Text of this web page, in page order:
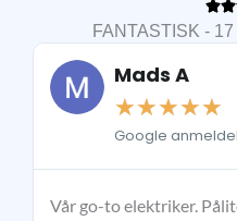
FANTASTISK -
Mads A
☆☆☆☆☆
Google
Vår go-to elektriker.